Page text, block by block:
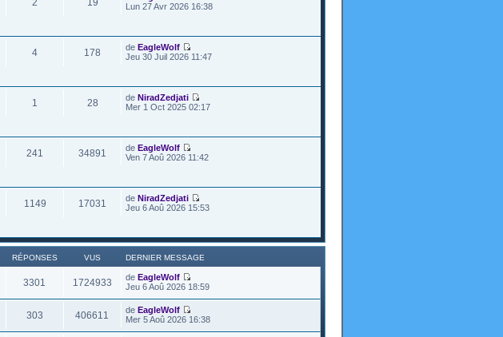
2 19
Lun 27 Avr 2026 16:38
4 178 deEagleWolf
Jeu 30 Juil 2026 11:47
1 28 deNiradZedjati
Mer 1 Oct 2025 02:17
241 34891 deEagleWolf
Ven 7 Aoû 2026 11:42
1149 17031 deNiradZedjati
Jeu 6 Aoû 2026 15:53
RÉPONSES VUS DERNIER MESSAGE
3301 1724933 de EagleWolf
Jeu 6 Aoû 2026 18:59
303 406611 de EagleWolf
Mer 5 Aoû 2026 16:38